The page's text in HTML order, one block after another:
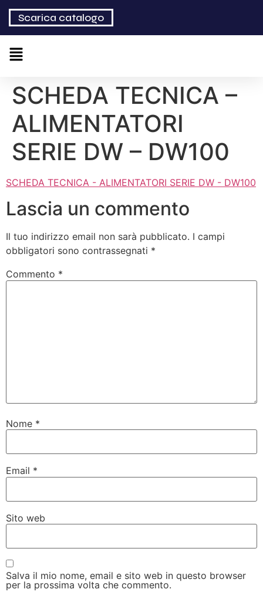
Scarica catalogo
SCHEDA TECNICA –
ALIMENTATORI
SERIE DW – DW100
SCHEDA TECNICA - ALIMENTATORI SERIE DW - DW100
Lascia un commento
Il tuo indirizzo email non sarà pubblicato. I campi
obbligatori sono contrassegnati *
Commento *
Nome *
Email *
Sito web
Salva il mio nome, email e sito web in questo browser
per la prossima volta che commento.